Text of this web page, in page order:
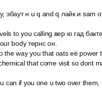
эбаут н u q and q лайк и sam
to you calling вер ю гад
body тернс он.
the way you that oats её power
that come visit so dont
can if you one u two over